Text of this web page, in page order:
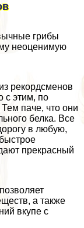
грибы
неоценимую
рекордсменов
с этим, по
паче, что они
белка. Все
в любую,
прекрасный
а также
вкупе с